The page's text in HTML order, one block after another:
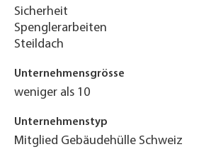
Sicherheit
Spenglerarbeiten
Steildach
Unternehmensgrösse
weniger als 10
Unternehmenstyp
Mitglied Gebäudehülle Schweiz